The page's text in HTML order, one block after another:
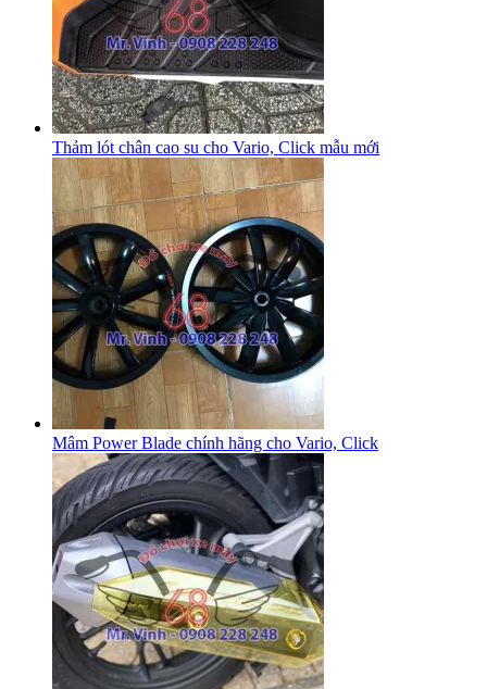
Thảm lót chân cao su cho Vario, Click mẫu mới
Mâm Power Blade chính hãng cho Vario, Click